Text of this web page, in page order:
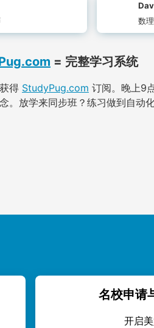
数
= 完整学习系统
得 StudyPug.com 订阅。晚上9
。放学来同步班？练习做到自动
名校申请
开启